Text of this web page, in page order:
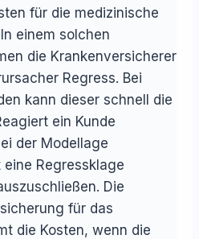
für die medizinische
einem solchen
die Krankenversicherer
Regress. Bei
kann dieser schnell die
ein Kunde
der Modellage
Regressklage
Die
für das
die Kosten, wenn die